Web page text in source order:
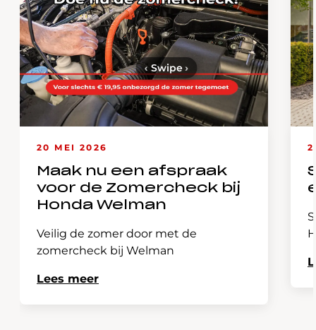
20 MEI 2026
Maak nu een afspraak
voor de Zomercheck bij
Honda Welman
Veilig de zomer door met de
zomercheck bij Welman
Lees meer
‹ Swipe›